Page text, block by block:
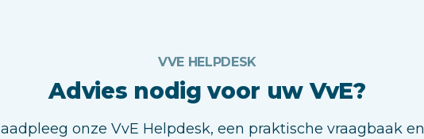
VVE HELPDESK
Advies nodig voor uw VvE?
onze VvE Helpdesk, een praktische vraagbaak en